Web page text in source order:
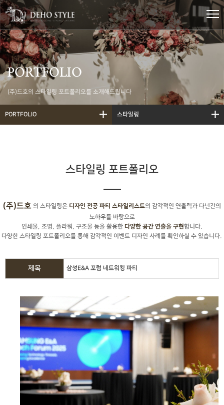
PORTFOLIO
(주)드호의 스타일링 포트폴리오를 소개해드립니다
PORTFOLIO 스타일링
스타일링 포트폴리오
(주)드호 의 스타일링은 디자인 전공 파티 스타일리스트의 감각적인 연출력과 다년간의
노하우를 바탕으로
인쇄물, 조명, 플라워, 구조물 등을 활용한 다양한 공간 연출을 구현합니다.
다양한 스타일링 포트폴리오를 통해 감각적인 이벤트 디자인 사례를 확인하실 수 있습니다.
제목 삼성E&A 포럼 네트워킹 파티